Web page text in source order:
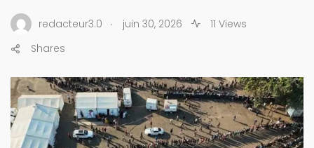
redacteur3.0 . juin 30, 2026
11 Views
Shares